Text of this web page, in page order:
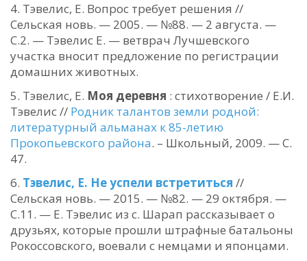
Тэвелис, Е. Вопрос требует решения //
Сельская новь. — 2005. — №88. — 2 августа. —
С.2. — Тэвелис Е. — ветврач Лучшевского
участка вносит предложение по регистрации
домашних животных.
Тэвелис, Е. Моя деревня : стихотворение / Е.И.
Тэвелис // Родник талантов земли родной:
литературный альманах к 85-летию
Прокопьевского района. – Школьный, 2009. — С.
47.
Тэвелис, Е. Не успели встретиться //
Сельская новь. — 2015. — №82. — 29 октября. —
С.11. — Е. Тэвелис из с. Шарап рассказывает о
друзьях, которые прошли штрафные батальоны
Рокоссовского, воевали с немцами и японцами.